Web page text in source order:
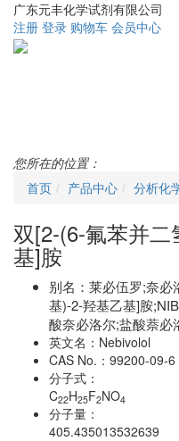
广东元丰化学试剂有限公司
注册 登录 购物车 会员中心
您所在的位置：
首页
产品中心 分析化
双[2-(6-氟苯并
基]胺
别名： 莱必伍罗;奈必
基)-2-羟基乙基]胺
酸奈必洛尔;盐酸萘必
英文名： Nebivolol
CAS No.： 99200-09-6
分子式：
C22H25F2NO4
分子量：
405.435013532639